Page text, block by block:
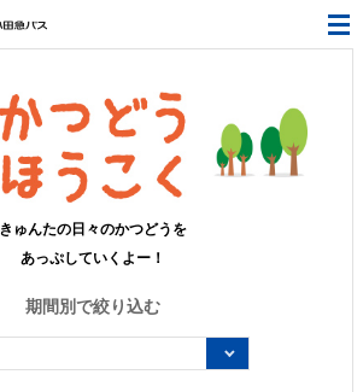
きゅんたの日々のかつどうを
あっぷしていくよー！
期間別で絞り込む